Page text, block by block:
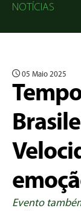
NOTÍCIAS
05 Maio 2025
Evento